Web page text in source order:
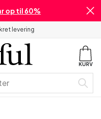
op til 60%
levering
KURV